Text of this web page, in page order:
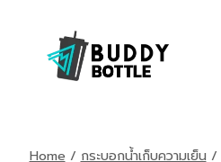
content
Home / กระบอกน้ำเก็บความเย็น /